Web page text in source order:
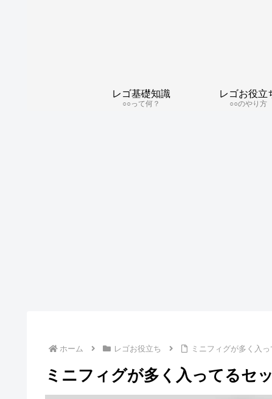
レゴ基礎知識
○○って何？
レゴお役立
○○のやり方
ホーム レゴお役立ち ミニフィグが多く入
ミニフィグが多く入ってるセ